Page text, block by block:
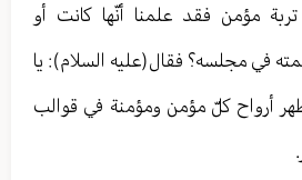
تربة مؤمن فقد علمنا أنّها كانت أو
في مجلسه؟ فقال(عليه السلام): يا
أرواح كلّ مؤمن ومؤمنة في قوالب